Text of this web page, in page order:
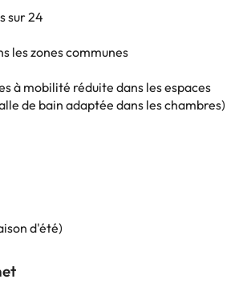
sur 24
les zones communes
à mobilité réduite dans les espaces
de bain adaptée dans les chambres)
d'été)